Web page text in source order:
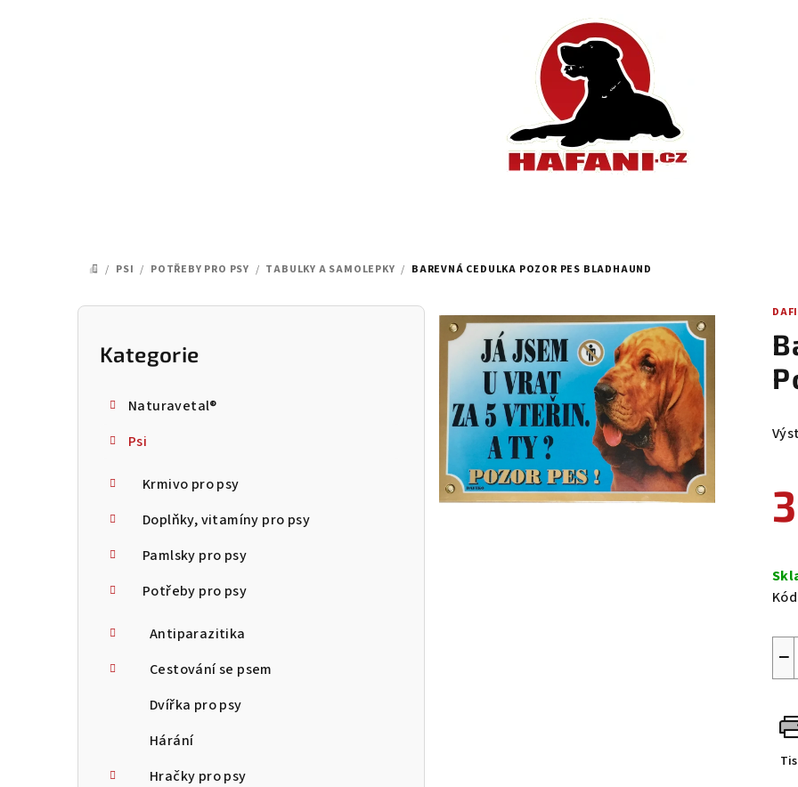
DOMŮ
/ PSI / POTŘEBY PRO PSY / TABULKY A SAMOLEPKY / BAREVNÁ CEDULKA POZOR PES BLADHAUND
P
Přeskočit
kategorie
Kategorie
Naturavetal®
Psi
Krmivo pro psy
Doplňky, vitamíny pro psy
Pamlsky pro psy
Potřeby pro psy
Antiparazitika
Cestování se psem
Dvířka pro psy
Hárání
Hračky pro psy
cena:
−